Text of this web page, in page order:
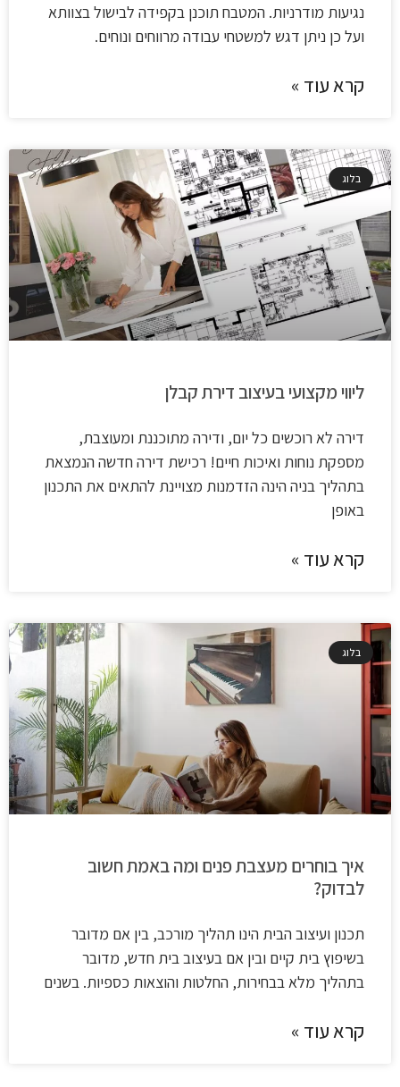
נגיעות מודרניות. המטבח תוכנן בקפידה לבישול בצוותא
ועל כן ניתן דגש למשטחי עבודה מרווחים ונוחים.
קרא עוד »
בלוג
ליווי מקצועי בעיצוב דירת קבלן
דירה לא רוכשים כל יום, ודירה מתוכננת ומעוצבת,
מספקת נוחות ואיכות חיים! רכישת דירה חדשה הנמצאת
בתהליך בניה הינה הזדמנות מצויינת להתאים את התכנון
באופן
קרא עוד »
בלוג
איך בוחרים מעצבת פנים ומה באמת חשוב
לבדוק?
תכנון ועיצוב הבית הינו תהליך מורכב, בין אם מדובר
בשיפוץ בית קיים ובין אם בעיצוב בית חדש, מדובר
בתהליך מלא בבחירות, החלטות והוצאות כספיות. בשנים
קרא עוד »